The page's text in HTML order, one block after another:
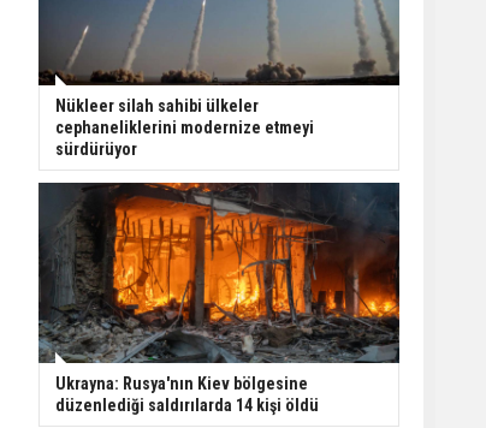
Nükleer silah sahibi ülkeler
cephaneliklerini modernize etmeyi
sürdürüyor
Ukrayna: Rusya'nın Kiev bölgesine
düzenlediği saldırılarda 14 kişi öldü